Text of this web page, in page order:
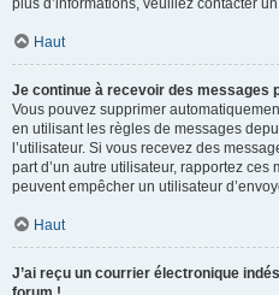
plus d’informations, veuillez contacter
Haut
Je continue à recevoir des messages
Vous pouvez supprimer
en utilisant les règles de messages
l’utilisateur. Si vous recevez des
part d’un autre utilisateur, rapportez ces
peuvent empêcher un utilisateur
Haut
J’ai reçu un courrier électronique